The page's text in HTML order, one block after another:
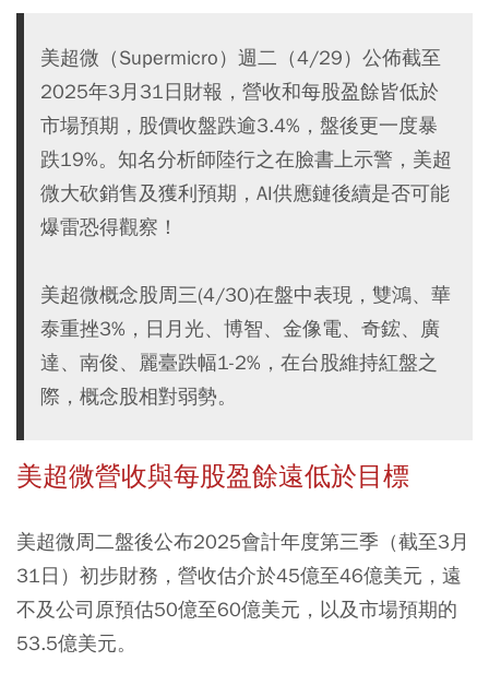
美超微（Supermicro）週二（4/29）公佈截至
2025年3月31日財報，營收和每股盈餘皆低於
市場預期，股價收盤跌逾3.4%，盤後更一度暴
跌19%。知名分析師陸行之在臉書上示警，美超
微大砍銷售及獲利預期，AI供應鏈後續是否可能
爆雷恐得觀察！
美超微概念股周三(4/30)在盤中表現，雙鴻、華
泰重挫3%，日月光、博智、金像電、奇鋐、廣
達、南俊、麗臺跌幅1-2%，在台股維持紅盤之
際，概念股相對弱勢。
美超微營收與每股盈餘遠低於目標
美超微周二盤後公布2025會計年度第三季（截至3月
31日）初步財務，營收估介於45億至46億美元，遠
不及公司原預估50億至60億美元，以及市場預期的
53.5億美元。